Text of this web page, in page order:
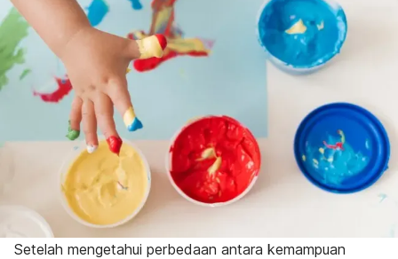
Setelah mengetahui perbedaan antara kemampuan